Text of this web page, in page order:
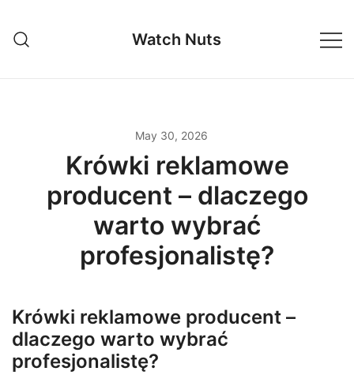
content
Watch Nuts
May 30, 2026
Krówki reklamowe
producent – dlaczego
warto wybrać
profesjonalistę?
Krówki reklamowe producent –
dlaczego warto wybrać
profesjonalistę?